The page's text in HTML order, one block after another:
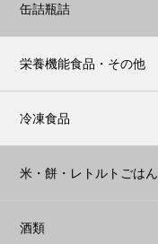
缶詰瓶詰
栄養機能食品・その他
冷凍食品
米・餅・レトルトごはん
酒類